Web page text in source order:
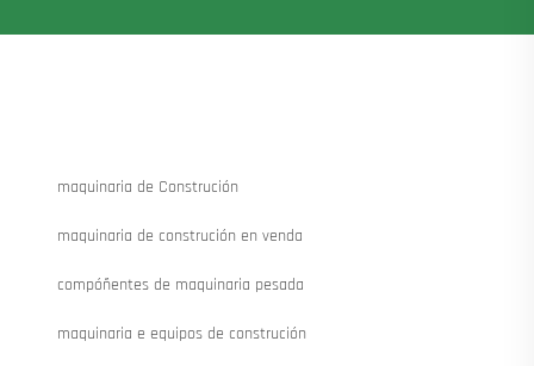
maquinaria de Construción
maquinaria de construción en venda
compóñentes de maquinaria pesada
maquinaria e equipos de construción